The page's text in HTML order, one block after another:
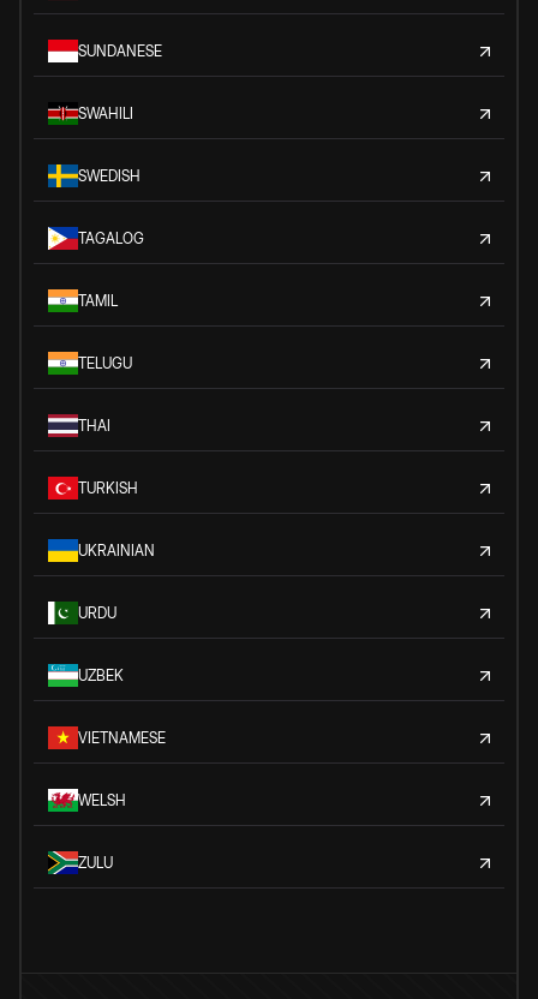
SUNDANESE
SWAHILI
SWEDISH
TAGALOG
TAMIL
TELUGU
THAI
TURKISH
UKRAINIAN
URDU
UZBEK
VIETNAMESE
WELSH
ZULU